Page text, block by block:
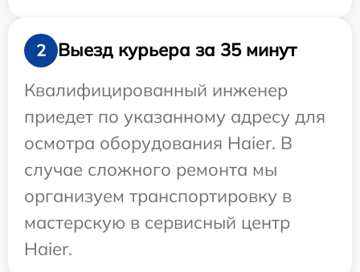
2
Выезд курьера за 35 минут
Квалифицированный инженер
приедет по указанному адресу для
осмотра оборудования Haier. В
случае сложного ремонта мы
организуем транспортировку в
мастерскую в сервисный центр
Haier.